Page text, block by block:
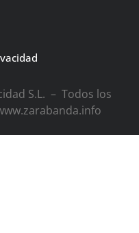
S.L. – Todos los